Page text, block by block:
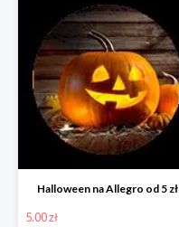
Halloween na Allegro od 5 zł
5.00 zł